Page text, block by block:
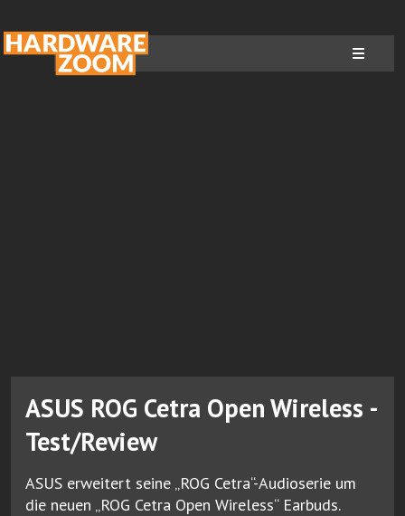
ASUS ROG Cetra Open Wireless -
Test/Review
ASUS erweitert seine „ROG Cetra“-Audioserie um
die neuen „ROG Cetra Open Wireless“ Earbuds.